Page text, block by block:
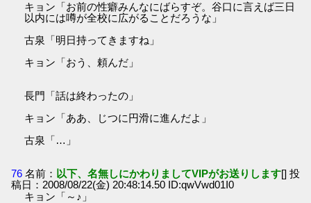
キョン「お前の性癖みんなにばらすぞ。谷口に言えば三日
以内には噂が全校に広がることだろうな」
古泉「明日持ってきますね」
キョン「おう、頼んだ」
長門「話は終わったの」
キョン「ああ、じつに円滑に進んだよ」
古泉「…」
76 名前： 以下、名無しにかわりましてVIPがお送りします[] 投
稿日：2008/08/22(金) 20:48:14.50 ID:qwVwd01I0
キョン「～♪」